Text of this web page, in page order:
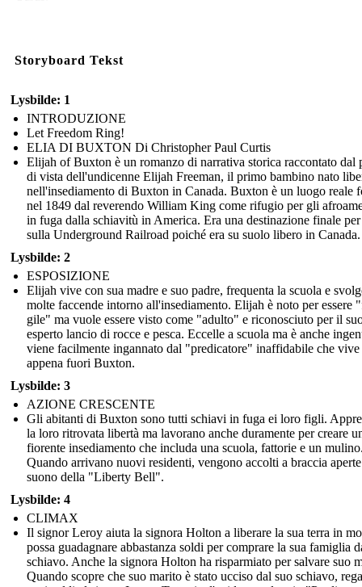
Storyboard Tekst
Lysbilde: 1
INTRODUZIONE
Let Freedom Ring!
ELIA DI BUXTON Di Christopher Paul Curtis
Elijah of Buxton è un romanzo di narrativa storica raccontato dal
di vista dell'undicenne Elijah Freeman, il primo bambino nato
nell'insediamento di Buxton in Canada. Buxton è un luogo reale
nel 1849 dal reverendo William King come rifugio per gli
in fuga dalla schiavitù in America. Era una destinazione finale
sulla Underground Railroad poiché era su suolo libero in Canada.
Lysbilde: 2
ESPOSIZIONE
Elijah vive con sua madre e suo padre, frequenta la scuola e
molte faccende intorno all'insediamento. Elijah è noto per essere
gile" ma vuole essere visto come "adulto" e riconosciuto per il
esperto lancio di rocce e pesca. Eccelle a scuola ma è anche
viene facilmente ingannato dal "predicatore" inaffidabile che vive
appena fuori Buxton.
Lysbilde: 3
AZIONE CRESCENTE
Gli abitanti di Buxton sono tutti schiavi in fuga ei loro figli.
la loro ritrovata libertà ma lavorano anche duramente per creare
fiorente insediamento che includa una scuola, fattorie e un
Quando arrivano nuovi residenti, vengono accolti a braccia
suono della "Liberty Bell".
Lysbilde: 4
CLIMAX
Il signor Leroy aiuta la signora Holton a liberare la sua terra in
possa guadagnare abbastanza soldi per comprare la sua famiglia
schiavo. Anche la signora Holton ha risparmiato per salvare suo
Quando scopre che suo marito è stato ucciso dal suo schiavo,